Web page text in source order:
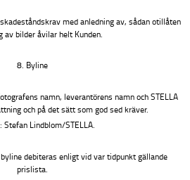
med anledning av, sådan otillåten
av bilder åvilar helt Kunden.
8. Byline
namn, leverantörens namn och STELLA
och på det sätt som god sed kräver.
Stefan Lindblom/STELLA.
debiteras enligt vid var tidpunkt gällande
prislista.